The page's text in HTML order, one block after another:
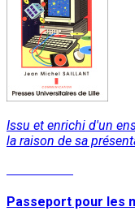
Issu et enrichi d'un
la raison de sa
Passeport pour les